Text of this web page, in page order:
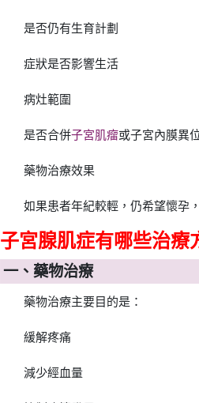
是否仍有生育計劃
症狀是否影響生活
病灶範圍
是否合併子宮肌瘤或子宮內膜異
藥物治療效果
如果患者年紀較輕，仍希望懷孕
子宮腺肌症有哪些治療
一、藥物治療
藥物治療主要目的是：
緩解疼痛
減少經血量